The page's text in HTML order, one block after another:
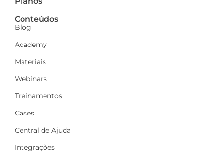
Conteúdos
Blog
Academy
Materiais
Webinars
Treinamentos
Cases
Central de Ajuda
Integrações